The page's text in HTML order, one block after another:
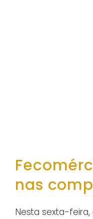
nas
Nesta sexta-feira,